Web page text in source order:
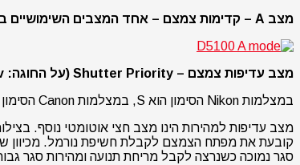
מצב A – קדימות צמצם – אחד המצבים השימושיים ביותר במצלמה (צילום: עידו גנוט)
מצב עדיפות צמצם – Shutter Priority (על החוגה: S/Tv)
במצלמות Nikon הסימון הוא S, במצלמות Canon הסימון הוא Tv, בשאר המצלמות אחד מהשניים.
מצב עדיפות למהירות הינו מצב חצי אוטומטי נוסף.
קובעת את מפתח הצמצם לקבלת חשיפת נורמל. מכיוון
סגר נמוכה כשנרצה לקבל מריחת תנועה ומהירות סגר